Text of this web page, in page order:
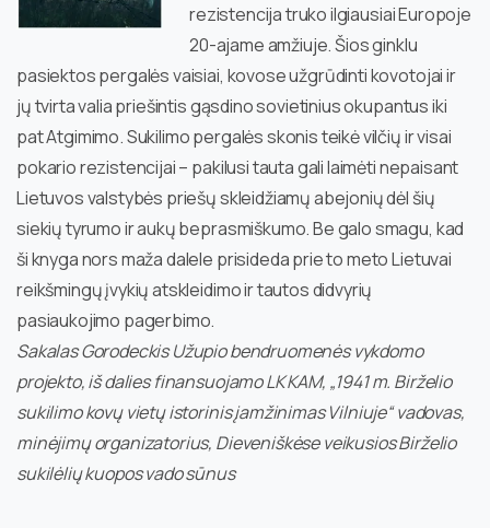
rezistencija truko ilgiausiai Europoje
20-ajame amžiuje. Šios ginklu
pasiektos pergalės vaisiai, kovose užgrūdinti kovotojai ir
jų tvirta valia priešintis gąsdino sovietinius okupantus iki
pat Atgimimo. Sukilimo pergalės skonis teikė vilčių ir visai
pokario rezistencijai – pakilusi tauta gali laimėti nepaisant
Lietuvos valstybės priešų skleidžiamų abejonių dėl šių
siekių tyrumo ir aukų beprasmiškumo. Be galo smagu, kad
ši knyga nors maža dalele prisideda prie to meto Lietuvai
reikšmingų įvykių atskleidimo ir tautos didvyrių
pasiaukojimo pagerbimo.
Sakalas Gorodeckis Užupio bendruomenės vykdomo
projekto, iš dalies finansuojamo LK KAM, „1941 m. Birželio
sukilimo kovų vietų istorinis įamžinimas Vilniuje“ vadovas,
minėjimų organizatorius, Dieveniškėse veikusios Birželio
sukilėlių kuopos vado sūnus